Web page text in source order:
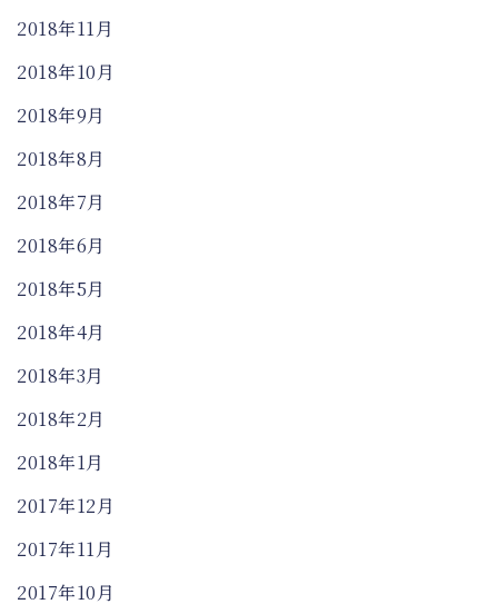
2018年11月
2018年10月
2018年9月
2018年8月
2018年7月
2018年6月
2018年5月
2018年4月
2018年3月
2018年2月
2018年1月
2017年12月
2017年11月
2017年10月